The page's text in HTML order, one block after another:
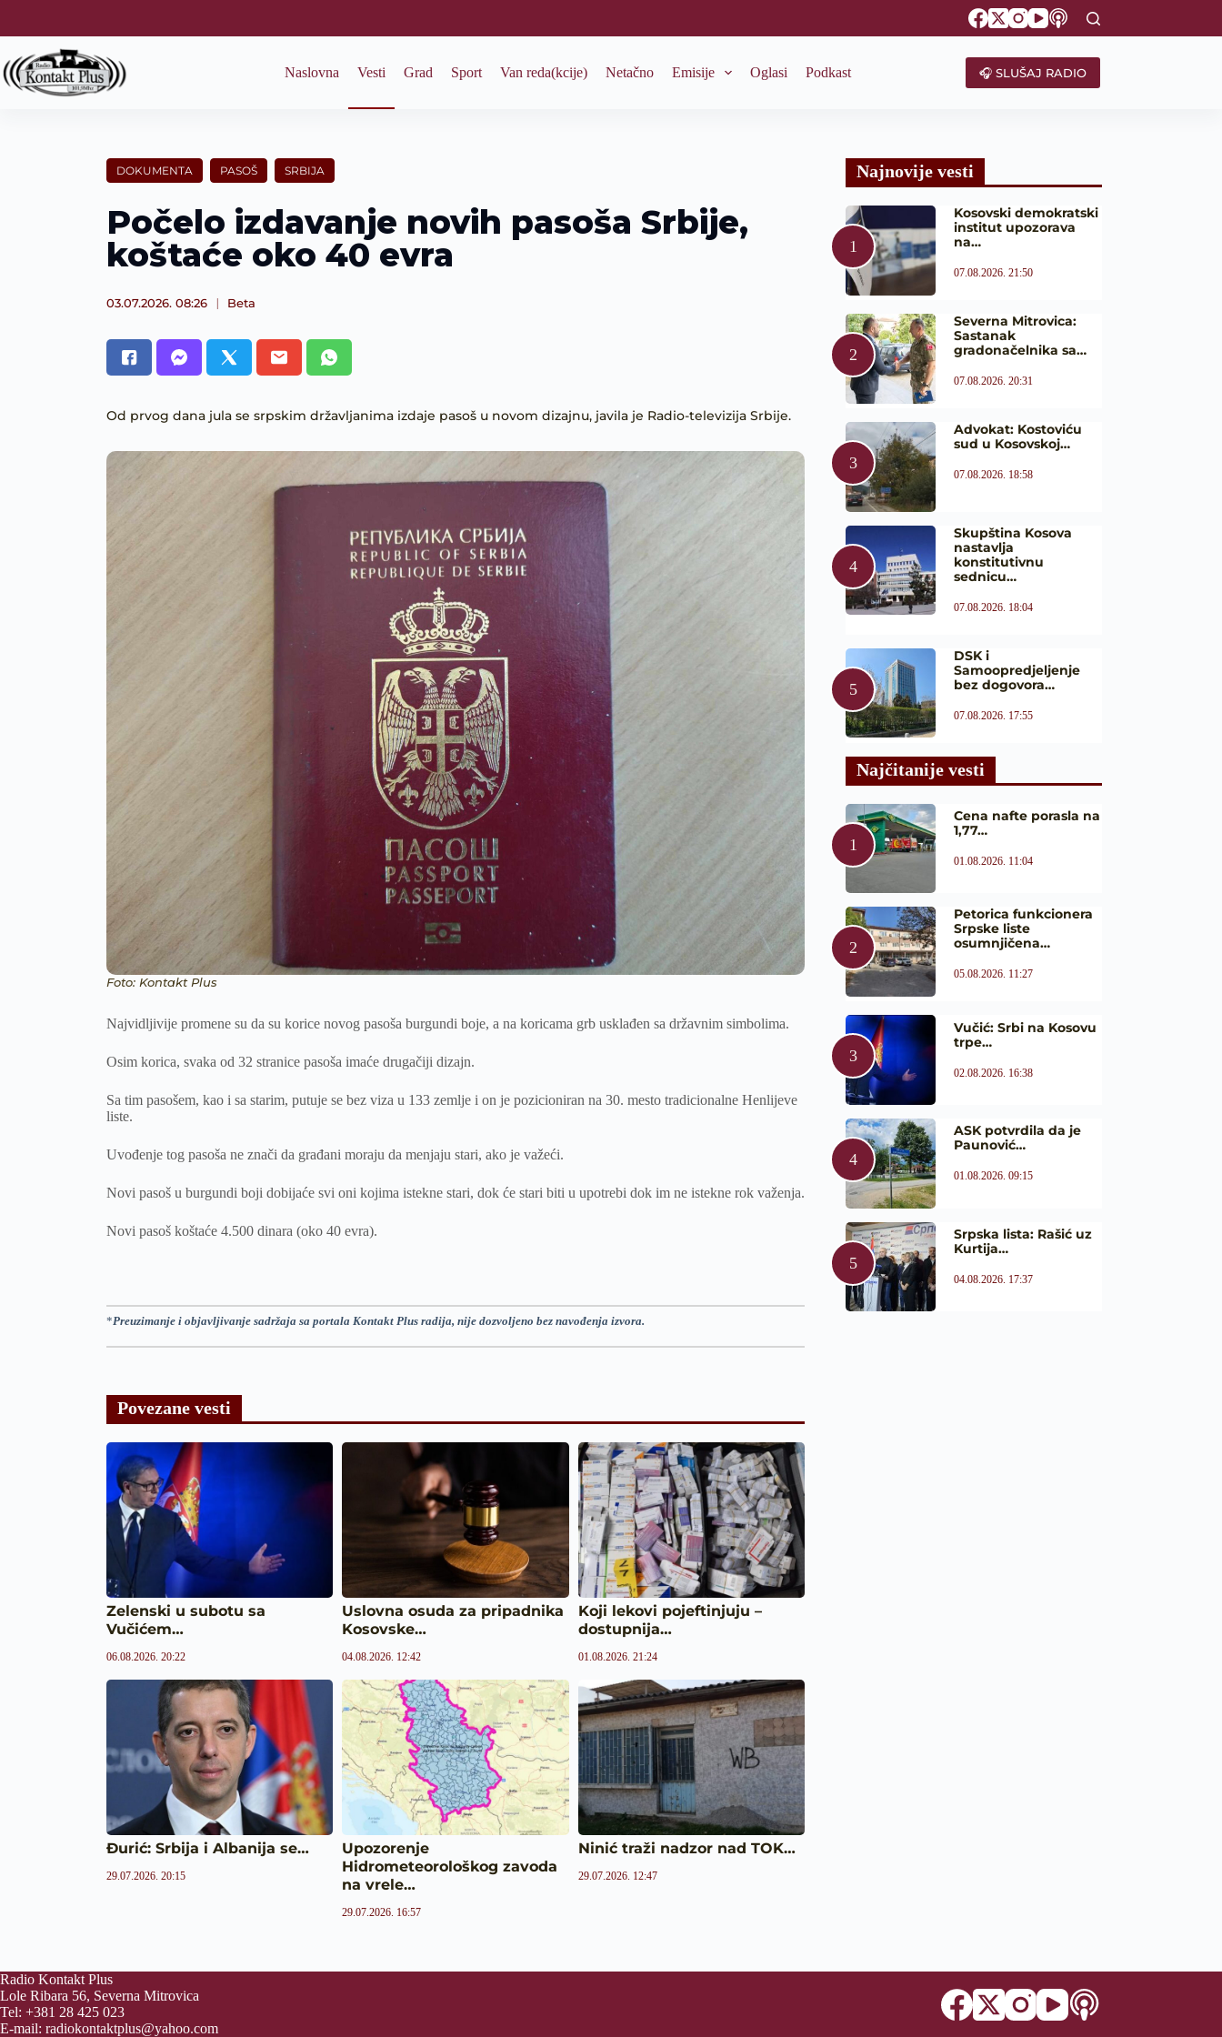
k
p
t
Naslovna Vesti Grad Sport Van reda(kcije) Netačno Emisije Oglasi Podkast 🎧 SLUŠAJ RADIO
DOKUMENTA PASOŠ SRBIJA
Počelo izdavanje novih pasoša Srbije,
koštaće oko 40 evra
03.07.2026. 08:26 Beta
Od prvog dana jula se srpskim državljanima izdaje pasoš u novom dizajnu, javila je Radio-televizija Srbije.
Foto: Kontakt Plus
Najvidljivije promene su da su korice novog pasoša burgundi boje, a na koricama grb usklađen sa državnim simbolima.
Osim korica, svaka od 32 stranice pasoša imaće drugačiji dizajn.
Sa tim pasošem, kao i sa starim, putuje se bez viza u 133 zemlje i on je pozicioniran na 30. mesto tradicionalne Henlijeve
liste.
Uvođenje tog pasoša ne znači da građani moraju da menjaju stari, ako je važeći.
Novi pasoš u burgundi boji dobijaće svi oni kojima istekne stari, dok će stari biti u upotrebi dok im ne istekne rok važenja.
Novi pasoš koštaće 4.500 dinara (oko 40 evra).
*Preuzimanje i objavljivanje sadržaja sa portala Kontakt Plus radija, nije dozvoljeno bez navođenja izvora.
Povezane vesti
Zelenski u subotu sa
Vučićem…
06.08.2026. 20:22
Uslovna osuda za pripadnika
Kosovske…
04.08.2026. 12:42
Koji lekovi pojeftinjuju –
dostupnija…
01.08.2026. 21:24
Đurić: Srbija i Albanija se…
29.07.2026. 20:15
Upozorenje
Hidrometeorološkog zavoda
na vrele…
29.07.2026. 16:57
Ninić traži nadzor nad TOK…
29.07.2026. 12:47
Najnovije vesti
Kosovski demokratski
institut upozorava
na…
07.08.2026. 21:50
Severna Mitrovica:
Sastanak
gradonačelnika sa…
07.08.2026. 20:31
Advokat: Kostoviću
sud u Kosovskoj…
07.08.2026. 18:58
Skupština Kosova
nastavlja
konstitutivnu
sednicu…
07.08.2026. 18:04
DSK i
Samoopredjeljenje
bez dogovora…
07.08.2026. 17:55
Najčitanije vesti
Cena nafte porasla na
1,77…
01.08.2026. 11:04
Petorica funkcionera
Srpske liste
osumnjičena…
05.08.2026. 11:27
Vučić: Srbi na Kosovu
trpe…
02.08.2026. 16:38
ASK potvrdila da je
Paunović…
01.08.2026. 09:15
Srpska lista: Rašić uz
Kurtija…
04.08.2026. 17:37
Radio Kontakt Plus
Lole Ribara 56, Severna Mitrovica
Tel: +381 28 425 023
E-mail: radiokontaktplus@yahoo.com